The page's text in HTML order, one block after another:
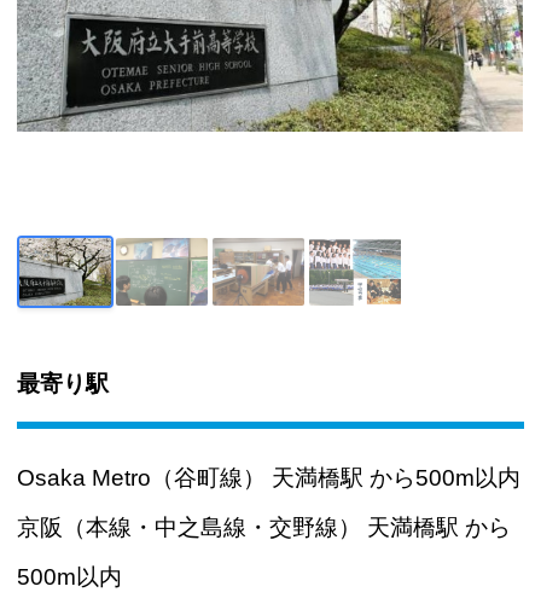
最寄り駅
Osaka Metro（谷町線） 天満橋駅 から500m以内
京阪（本線・中之島線・交野線） 天満橋駅 から
500m以内